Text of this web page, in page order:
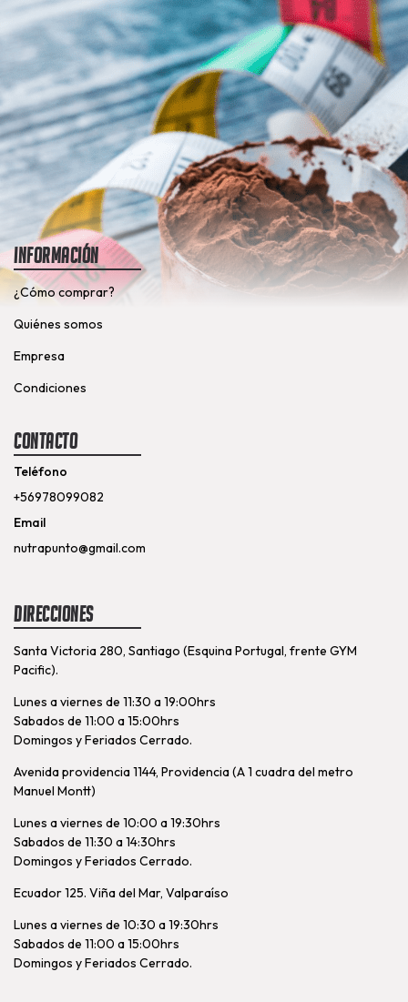
Información
¿Cómo comprar?
Quiénes somos
Empresa
Condiciones
Contacto
Teléfono
+56978099082
Email
nutrapunto@gmail.com
Direcciones
Santa Victoria 280, Santiago (Esquina Portugal, frente GYM
Pacific).
Lunes a viernes de 11:30 a 19:00hrs
Sabados de 11:00 a 15:00hrs
Domingos y Feriados Cerrado.
Avenida providencia 1144, Providencia (A 1 cuadra del metro
Manuel Montt)
Lunes a viernes de 10:00 a 19:30hrs
Sabados de 11:30 a 14:30hrs
Domingos y Feriados Cerrado.
Ecuador 125. Viña del Mar, Valparaíso
Lunes a viernes de 10:30 a 19:30hrs
Sabados de 11:00 a 15:00hrs
Domingos y Feriados Cerrado.